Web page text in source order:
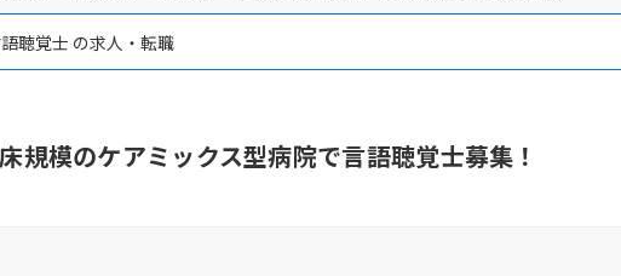
聴覚士 の求人・転職
規模のケアミックス型病院で言語聴覚士募集！